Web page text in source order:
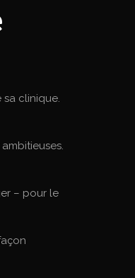
sa clinique.
– pour le